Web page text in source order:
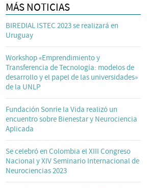
MÁS NOTICIAS
BIREDIAL ISTEC 2023 se realizará en
Uruguay
Workshop «Emprendimiento y
Transferencia de Tecnología: modelos de
desarrollo y el papel de las universidades»
de la UNLP
Fundación Sonríe la Vida realizó un
encuentro sobre Bienestar y Neurociencia
Aplicada
Se celebró en Colombia el XIII Congreso
Nacional y XIV Seminario Internacional de
Neurociencias 2023